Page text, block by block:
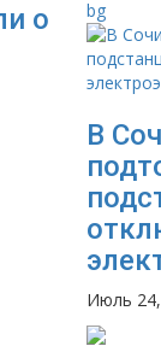
о
В
Июль